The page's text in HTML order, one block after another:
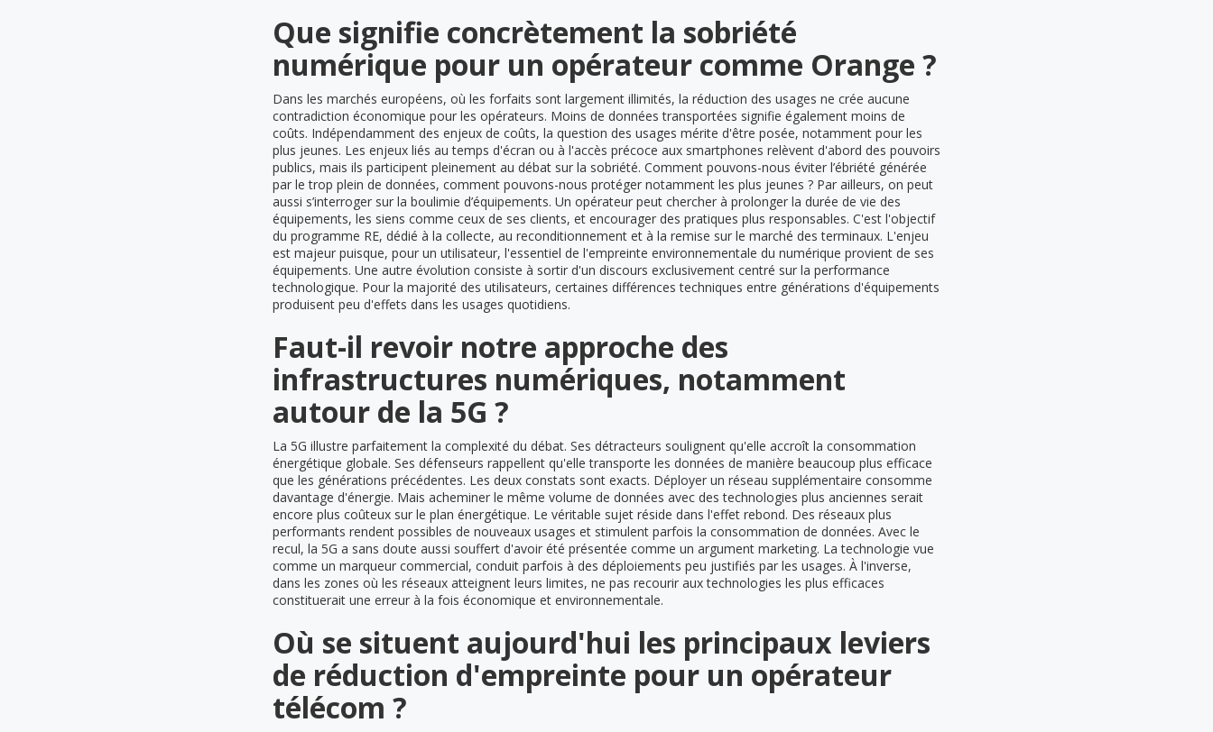
Que signifie concrètement la sobriété
numérique pour un opérateur comme Orange ?
Dans les marchés européens, où les forfaits sont largement illimités, la réduction des usages ne crée aucune
contradiction économique pour les opérateurs. Moins de données transportées signifie également moins de
coûts. Indépendamment des enjeux de coûts, la question des usages mérite d'être posée, notamment pour les
plus jeunes. Les enjeux liés au temps d'écran ou à l'accès précoce aux smartphones relèvent d'abord des pouvoirs
publics, mais ils participent pleinement au débat sur la sobriété. Comment pouvons-nous éviter l’ébriété générée
par le trop plein de données, comment pouvons-nous protéger notamment les plus jeunes ? Par ailleurs, on peut
aussi s’interroger sur la boulimie d’équipements. Un opérateur peut chercher à prolonger la durée de vie des
équipements, les siens comme ceux de ses clients, et encourager des pratiques plus responsables. C'est l'objectif
du programme RE, dédié à la collecte, au reconditionnement et à la remise sur le marché des terminaux. L'enjeu
est majeur puisque, pour un utilisateur, l'essentiel de l'empreinte environnementale du numérique provient de ses
équipements. Une autre évolution consiste à sortir d'un discours exclusivement centré sur la performance
technologique. Pour la majorité des utilisateurs, certaines différences techniques entre générations d'équipements
produisent peu d'effets dans les usages quotidiens.
Faut-il revoir notre approche des
infrastructures numériques, notamment
autour de la 5G ?
La 5G illustre parfaitement la complexité du débat. Ses détracteurs soulignent qu'elle accroît la consommation
énergétique globale. Ses défenseurs rappellent qu'elle transporte les données de manière beaucoup plus efficace
que les générations précédentes. Les deux constats sont exacts. Déployer un réseau supplémentaire consomme
davantage d'énergie. Mais acheminer le même volume de données avec des technologies plus anciennes serait
encore plus coûteux sur le plan énergétique. Le véritable sujet réside dans l'effet rebond. Des réseaux plus
performants rendent possibles de nouveaux usages et stimulent parfois la consommation de données. Avec le
recul, la 5G a sans doute aussi souffert d'avoir été présentée comme un argument marketing. La technologie vue
comme un marqueur commercial, conduit parfois à des déploiements peu justifiés par les usages. À l'inverse,
dans les zones où les réseaux atteignent leurs limites, ne pas recourir aux technologies les plus efficaces
constituerait une erreur à la fois économique et environnementale.
Où se situent aujourd'hui les principaux leviers
de réduction d'empreinte pour un opérateur
télécom ?